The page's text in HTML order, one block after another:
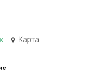
Карта